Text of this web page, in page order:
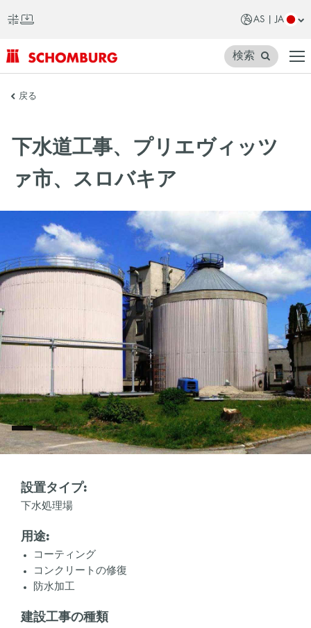
AS | JA
SCHOMBURG
ジ
ア
検索
戻る
下水道工事、プリエヴィッツ
ァ市、スロバキア
設置タイプ:
下水処理場
用途:
コーティング
コンクリートの修復
防水加工
建設工事の種類